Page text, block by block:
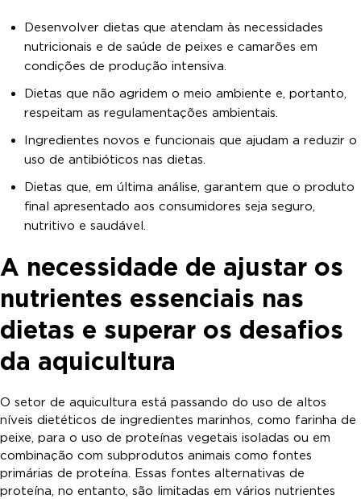
Desenvolver dietas que atendam às necessidades
nutricionais e de saúde de peixes e camarões em
condições de produção intensiva.
Dietas que não agridem o meio ambiente e, portanto,
respeitam as regulamentações ambientais.
Ingredientes novos e funcionais que ajudam a reduzir o
uso de antibióticos nas dietas.
Dietas que, em última análise, garantem que o produto
final apresentado aos consumidores seja seguro,
nutritivo e saudável.
A necessidade de ajustar os
nutrientes essenciais nas
dietas e superar os desafios
da aquicultura
O setor de aquicultura está passando do uso de altos
níveis dietéticos de ingredientes marinhos, como farinha de
peixe, para o uso de proteínas vegetais isoladas ou em
combinação com subprodutos animais como fontes
primárias de proteína. Essas fontes alternativas de
proteína, no entanto, são limitadas em vários nutrientes